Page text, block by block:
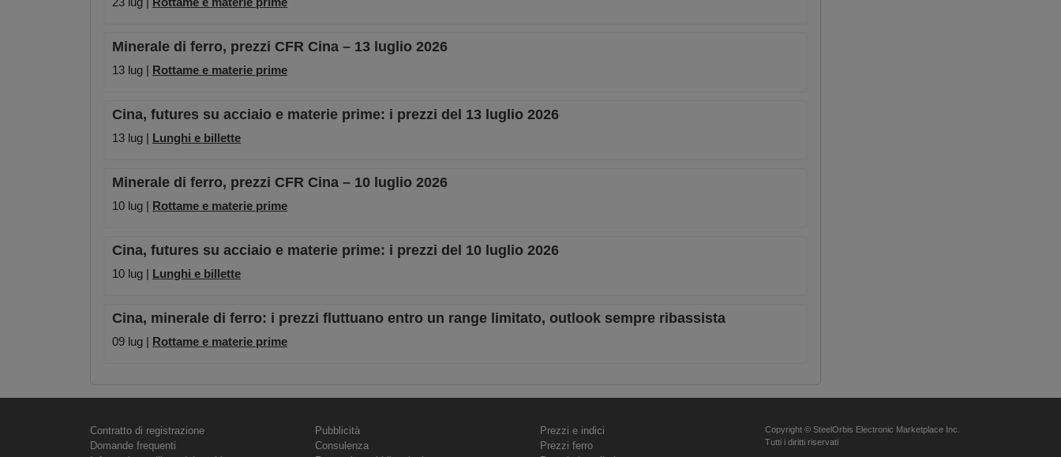
Minerale di ferro, prezzi CFR Cina – 13 luglio 2026
13 lug | Rottame e materie prime
Cina, futures su acciaio e materie prime: i prezzi del 13 luglio 2026
13 lug | Lunghi e billette
Minerale di ferro, prezzi CFR Cina – 10 luglio 2026
10 lug | Rottame e materie prime
Cina, futures su acciaio e materie prime: i prezzi del 10 luglio 2026
10 lug | Lunghi e billette
Cina, minerale di ferro: i prezzi fluttuano entro un range limitato, outlook sempre ribassista
09 lug | Rottame e materie prime
Contratto di registrazione
Domande frequenti
Pubblicità
Consulenza
Prezzi e indici
Prezzi ferro
Copyright © SteelOrbis Electronic Marketplace Inc.
Tutti i diritti riservati